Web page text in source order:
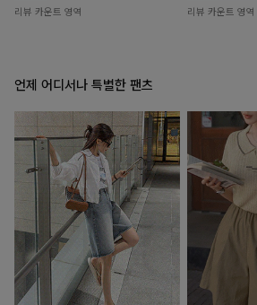
리뷰 카운트 영역 리뷰 카운트 영역
언제 어디서나 특별한 팬츠